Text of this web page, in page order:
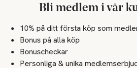
Bli medlem i vår
10% på ditt första köp som
Bonus på alla köp
Bonuscheckar
Personliga & unika